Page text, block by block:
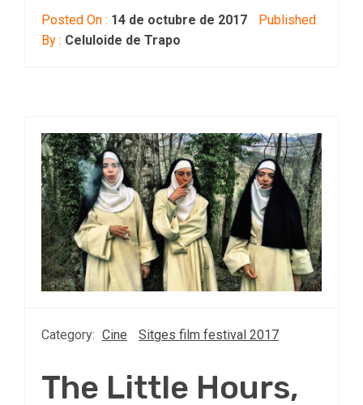
Posted On : 14 de octubre de 2017
Published
By : Celuloide de Trapo
Category: Cine Sitges film festival 2017
The Little Hours,